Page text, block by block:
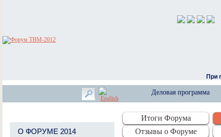
При
Деловая программа
О ФОРУМЕ 2014
Итоги Форума
Отзывы о Форуме